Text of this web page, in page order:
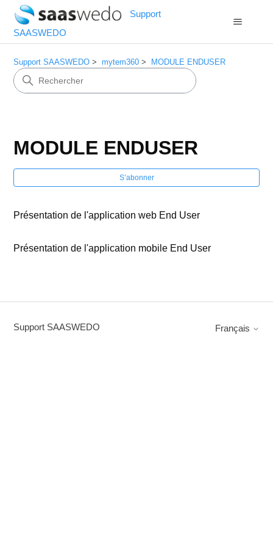
Support
SAASWEDO
Support SAASWEDO mytem360 MODULE ENDUSER
MODULE ENDUSER
S’abonner
Présentation de l'application web End User
Présentation de l'application mobile End User
Support SAASWEDO Français